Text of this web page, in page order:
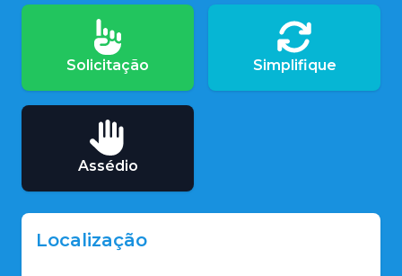
Solicitação Simplifique
Assédio
Localização